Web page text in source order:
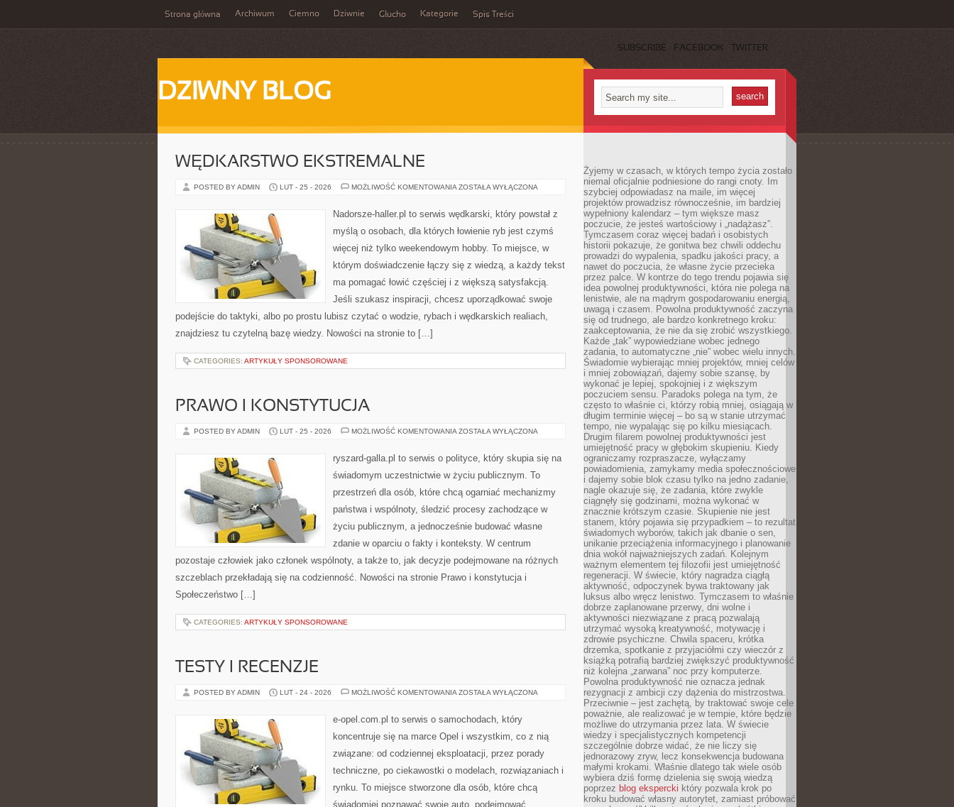
Strona główna Archiwum Ciemno Dziwnie Głucho Kategorie Spis Treści
SUBSCRIBE FACEBOOK TWITTER
DZIWNY BLOG
WĘDKARSTWO EKSTREMALNE
POSTED BY ADMIN LUT - 25 - 2026 MOŻLIWOŚĆ KOMENTOWANIA WĘDKARSTWO
ZOSTAŁA WYŁĄCZONA
Nadorsze-haller.pl to serwis wędkarski, który powstał z
myślą o osobach, dla których łowienie ryb jest czymś
więcej niż tylko weekendowym hobby. To miejsce, w
którym doświadczenie łączy się z wiedzą, a każdy tekst
ma pomagać łowić częściej i z większą satysfakcją.
Jeśli szukasz inspiracji, chcesz uporządkować swoje
podejście do taktyki, albo po prostu lubisz czytać o wodzie, rybach i wędkarskich realiach,
znajdziesz tu czytelną bazę wiedzy. Nowości na stronie to […]
CATEGORIES: ARTYKUŁY SPONSOROWANE
PRAWO I KONSTYTUCJA
POSTED BY ADMIN LUT - 25 - 2026 MOŻLIWOŚĆ KOMENTOWANIA PRAWO
ZOSTAŁA WYŁĄCZONA
ryszard-galla.pl to serwis o polityce, który skupia się na
świadomym uczestnictwie w życiu publicznym. To
przestrzeń dla osób, które chcą ogarniać mechanizmy
państwa i wspólnoty, śledzić procesy zachodzące w
życiu publicznym, a jednocześnie budować własne
zdanie w oparciu o fakty i konteksty. W centrum
pozostaje człowiek jako członek wspólnoty, a także to, jak decyzje podejmowane na różnych
szczeblach przekładają się na codzienność. Nowości na stronie Prawo i konstytucja i
Społeczeństwo […]
CATEGORIES: ARTYKUŁY SPONSOROWANE
TESTY I RECENZJE
POSTED BY ADMIN LUT - 24 - 2026 MOŻLIWOŚĆ KOMENTOWANIA TESTY
ZOSTAŁA WYŁĄCZONA
e-opel.com.pl to serwis o samochodach, który
koncentruje się na marce Opel i wszystkim, co z nią
związane: od codziennej eksploatacji, przez porady
techniczne, po ciekawostki o modelach, rozwiązaniach i
rynku. To miejsce stworzone dla osób, które chcą
świadomiej poznawać swoje auto, podejmować
Żyjemy w czasach, w których tempo życia zostało
niemal oficjalnie podniesione do rangi cnoty. Im
szybciej odpowiadasz na maile, im więcej
projektów prowadzisz równocześnie, im bardziej
wypełniony kalendarz – tym większe masz
poczucie, że jesteś wartościowy i „nadążasz”.
Tymczasem coraz więcej badań i osobistych
historii pokazuje, że gonitwa bez chwili oddechu
prowadzi do wypalenia, spadku jakości pracy, a
nawet do poczucia, że własne życie przecieka
przez palce. W kontrze do tego trendu pojawia się
idea powolnej produktywności, która nie polega na
lenistwie, ale na mądrym gospodarowaniu energią,
uwagą i czasem. Powolna produktywność zaczyna
się od trudnego, ale bardzo konkretnego kroku:
zaakceptowania, że nie da się zrobić wszystkiego.
Każde „tak” wypowiedziane wobec jednego
zadania, to automatyczne „nie” wobec wielu innych.
Świadomie wybierając mniej projektów, mniej celów
i mniej zobowiązań, dajemy sobie szansę, by
wykonać je lepiej, spokojniej i z większym
poczuciem sensu. Paradoks polega na tym, że
często to właśnie ci, którzy robią mniej, osiągają w
długim terminie więcej – bo są w stanie utrzymać
tempo, nie wypalając się po kilku miesiącach.
Drugim filarem powolnej produktywności jest
umiejętność pracy w głębokim skupieniu. Kiedy
ograniczamy rozpraszacze, wyłączamy
powiadomienia, zamykamy media społecznościowe
i dajemy sobie blok czasu tylko na jedno zadanie,
nagle okazuje się, że zadania, które zwykle
ciągnęły się godzinami, można wykonać w
znacznie krótszym czasie. Skupienie nie jest
stanem, który pojawia się przypadkiem – to rezultat
świadomych wyborów, takich jak dbanie o sen,
unikanie przeciążenia informacyjnego i planowanie
dnia wokół najważniejszych zadań. Kolejnym
ważnym elementem tej filozofii jest umiejętność
regeneracji. W świecie, który nagradza ciągłą
aktywność, odpoczynek bywa traktowany jak
luksus albo wręcz lenistwo. Tymczasem to właśnie
dobrze zaplanowane przerwy, dni wolne i
aktywności niezwiązane z pracą pozwalają
utrzymać wysoką kreatywność, motywację i
zdrowie psychiczne. Chwila spaceru, krótka
drzemka, spotkanie z przyjaciółmi czy wieczór z
książką potrafią bardziej zwiększyć produktywność
niż kolejna „zarwana” noc przy komputerze.
Powolna produktywność nie oznacza jednak
rezygnacji z ambicji czy dążenia do mistrzostwa.
Przeciwnie – jest zachętą, by traktować swoje cele
poważnie, ale realizować je w tempie, które będzie
możliwe do utrzymania przez lata. W świecie
wiedzy i specjalistycznych kompetencji
szczególnie dobrze widać, że nie liczy się
jednorazowy zryw, lecz konsekwencja budowana
małymi krokami. Właśnie dlatego tak wiele osób
wybiera dziś formę dzielenia się swoją wiedzą
poprzez blog ekspercki który pozwala krok po
kroku budować własny autorytet, zamiast próbować